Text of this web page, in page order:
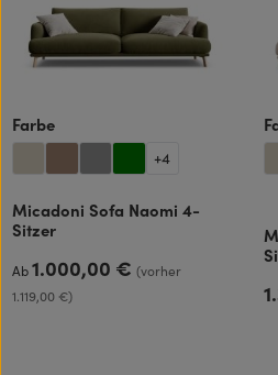
Farbeauswählen
+4
Micadoni Sofa Naomi 4-
Sitzer
Regulärer Preis:
Ab1.000,00 €(vorher
1.119,00 €)